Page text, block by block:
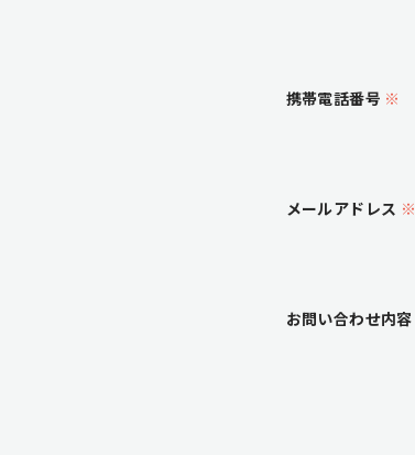
携帯電話番号 ※
メールアドレス ※
お問い合わせ内容